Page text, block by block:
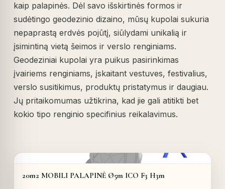
kaip palapinės. Dėl savo išskirtinės formos ir
sudėtingo geodezinio dizaino, mūsų kupolai sukuria
nepaprastą erdvės pojūtį, siūlydami unikalią ir
įsimintiną vietą šeimos ir verslo renginiams.
Geodeziniai kupolai yra puikus pasirinkimas
įvairiems renginiams, įskaitant vestuves, festivalius,
verslo susitikimus, produktų pristatymus ir daugiau.
Jų pritaikomumas užtikrina, kad jie gali atitikti bet
kokio tipo renginio specifinius reikalavimus.
Details
20m2 MOBILI PALAPINĖ Ø5m ICO F3 H3m